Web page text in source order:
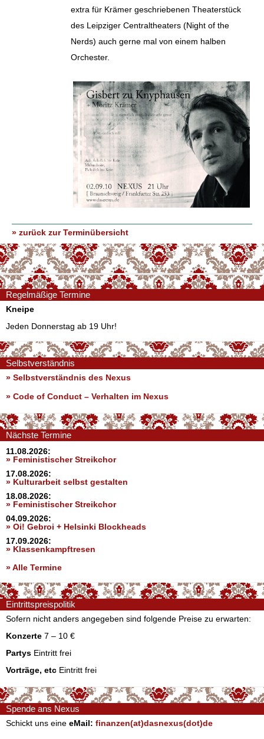
extra für Krämer geschriebenen Theaterstück
des Leipziger Centraltheaters (Night of the
Nerds) auch gerne mal von einem halben
Orchester.
» zurück zur Terminübersicht
Regelmäßige Termine
Kneipe
Jeden Donnerstag ab 19 Uhr!
Selbstverständnis
» Selbstverständnis des Nexus
» Code of Conduct – Verhalten im Nexus
Nächste Termine
11.08.2026:
» Feministischer Streikchor
17.08.2026:
» Kulturarbeit selbst gestalten
18.08.2026:
» Feministischer Streikchor
04.09.2026:
» Oi! Gebroi + Helsinki Blockheads
17.09.2026:
» Klassenkampftresen
» Alle Termine
Eintrittspreispolitik
Sofern nicht anders angegeben sind folgende Preise zu erwarten:
Konzerte 7 – 10 €
Partys Eintritt frei
Vorträge, etc Eintritt frei
Spende ans Nexus
Schickt uns eine eMail: finanzen(at)dasnexus(dot)de